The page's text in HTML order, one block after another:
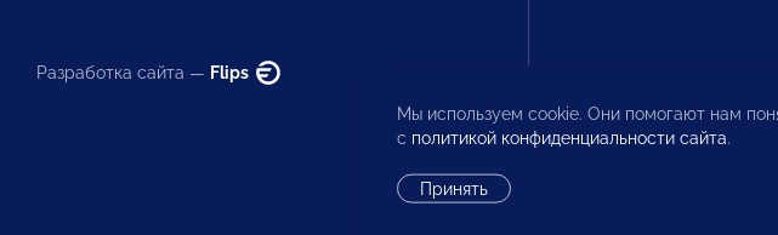
Разработка сайта — Flips
Мы используем cookie. Они помогают нам
с политикой конфиденциальности сайта.
Принять